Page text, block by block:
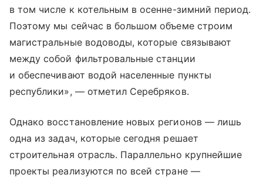
в том числе к котельным в осенне-зимний период.
Поэтому мы сейчас в большом объеме строим
магистральные водоводы, которые связывают
между собой фильтровальные станции
и обеспечивают водой населенные пункты
республики», — отметил Серебряков.
Однако восстановление новых регионов — лишь
одна из задач, которые сегодня решает
строительная отрасль. Параллельно крупнейшие
проекты реализуются по всей стране —